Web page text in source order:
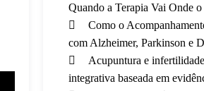
Quando a Terapia Vai Onde
Como o
com Alzheimer, Parkinson e
Acupuntura e
integrativa baseada em